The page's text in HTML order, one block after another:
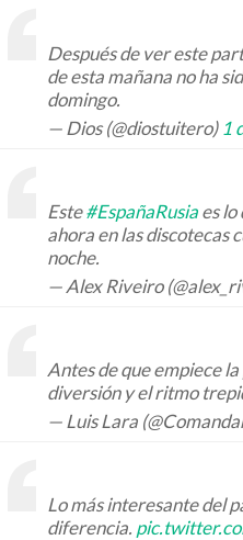
Después de ver este
de esta mañana no ha
domingo.
— Dios (@diostuitero) 1
Este#EspañaRusia es lo
ahora en las discotecas
noche.
— Alex Riveiro
Antes de que empiece
diversión y el ritmo
— Luis Lara
Lo más interesante del
diferencia.